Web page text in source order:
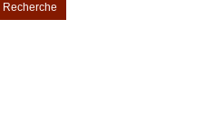
Recherche